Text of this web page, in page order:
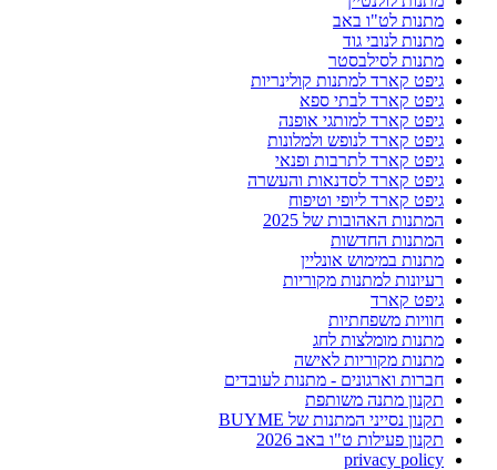
מתנות לט"ו באב
מתנות לנובי גוד
מתנות לסילבסטר
גיפט קארד למתנות קולינריות
גיפט קארד לבתי ספא
גיפט קארד למותגי אופנה
גיפט קארד לנופש ולמלונות
גיפט קארד לתרבות ופנאי
גיפט קארד לסדנאות והעשרה
גיפט קארד ליופי וטיפוח
המתנות האהובות של 2025
המתנות החדשות
מתנות במימוש אונליין
רעיונות למתנות מקוריות
גיפט קארד
חוויות משפחתיות
מתנות מומלצות לחג
מתנות מקוריות לאישה
חברות וארגונים - מתנות לעובדים
תקנון מתנה משותפת
תקנון נסייני המתנות של BUYME
תקנון פעילות ט"ו באב 2026
privacy policy